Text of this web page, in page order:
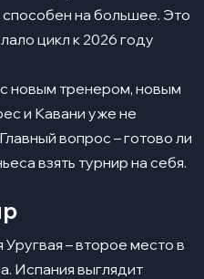
способен на большее. Это
цикл к 2026 году
новым тренером, новым
и Кавани уже не
вопрос – готово ли
взять турнир на себя.
– второе место в
Испания выглядит